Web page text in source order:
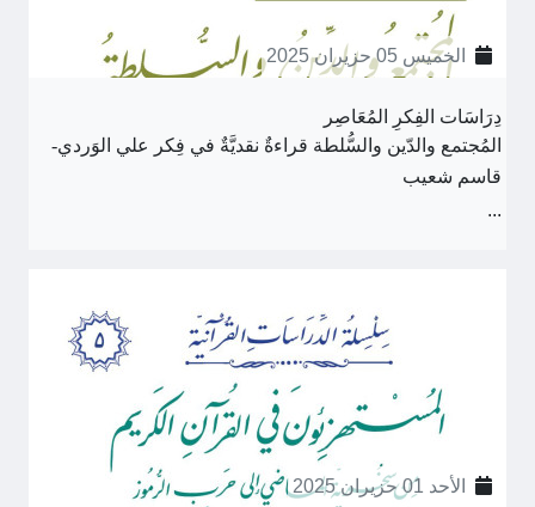
الخميس 05 حزيران 2025
دِرَاسَات الفِكرِ المُعَاصِر
المُجتمع والدّين والسُّلطة قراءةٌ نقديَّةٌ في فِكر علي الوَردي-
قاسم شعيب
...
الأحد 01 حزيران 2025